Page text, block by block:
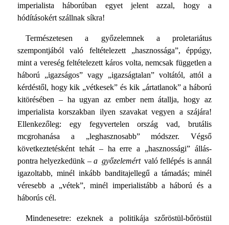
imperialista háborúban egyet jelent azzal, hogy a
hódításokért szállnak síkra!
Természetesen a győzelemnek a proletariátus
szempontjából való feltételezett „hasznossága”, éppúgy,
mint a vereség fel­tételezett káros volta, nemcsak független a
háború „igazságos” vagy „igazságtalan” voltától, attól a
kérdéstől, hogy kik „vétke­sek” és kik „ártatlanok” a háború
kitörésében – ha ugyan az ember nem átallja, hogy az
imperialista korszakban ilyen szava­kat vegyen a szájára!
Ellenkezőleg: egy fegyvertelen ország vad, brutális
mcgrohanása a „leghasznosabb” módszer. Végső
következtetésként tehát – ha erre a „hasznossági” állás­
pontra helyezkedünk – a győzelemértvaló fellépés is annál
igazoltabb, minél inkább banditajellegű a támadás; minél
véresebb a „vétek”, minél imperialistább a háború és a
háborús cél.
Mindenesetre: ezeknek a politikája szőröstül-bőröstül